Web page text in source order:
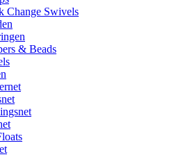
Change Swivels
& Beads